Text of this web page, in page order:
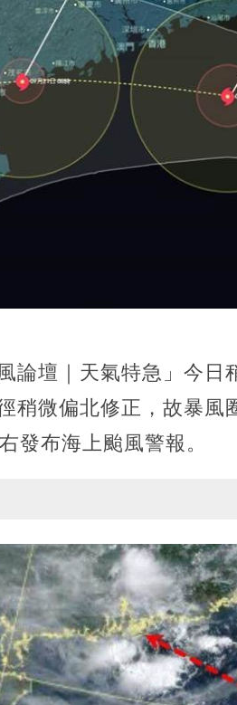
風論壇｜天氣特急」今
稍微偏北修正，故暴風
發布海上颱風警報。